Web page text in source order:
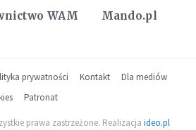
WAM
Mando.pl
prywatności Kontakt
Dla mediów
Patronat
prawa zastrzeżone. Realizacja ideo.pl